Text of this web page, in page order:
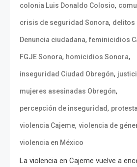
colonia Luis Donaldo Colosio,
crisis de seguridad Sonora, delitos
Denuncia ciudadana, feminicidios
FGJE Sonora, homicidios Sonora,
inseguridad Ciudad Obregón,
mujeres asesinadas Obregón,
percepción de inseguridad,
violencia Cajeme, violencia de
violencia en México
La violencia en Cajeme vuelve a